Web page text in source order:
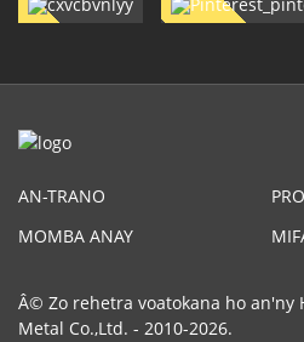
AN-TRANO
MOMBA ANAY
Â© Zo rehetra voatokana ho
Metal Co.,Ltd. - 2010-2026.